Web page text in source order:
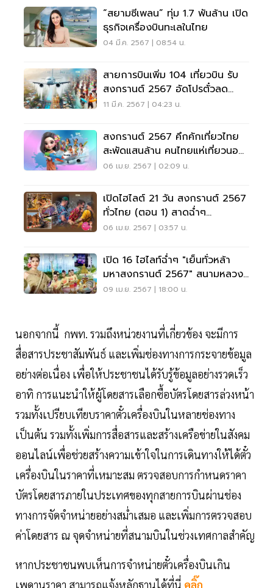
“สยามซีเพลน” ทุ่ม 1.7 พันล้าน เปิด
ธุรกิจเครื่องบินทะเลในไทย
04 มี.ค. 2567 | 08:54 น.
สายการบินเพิ่ม 104 เที่ยวบิน รับ
สงกรานต์ 2567 อัดโปรตั๋วลด
20%
11 มี.ค. 2567 | 04:23 น.
สงกรานต์ 2567 คึกคักเที่ยวไทย
สะพัดแสนล้าน คนไทยแห่เที่ยวนอก
3 แสนคน
06 เม.ย. 2567 | 02:09 น.
เปิดไฮไลต์ 21 วัน สงกรานต์ 2567
ทั่วไทย (ตอน 1) สาดฉ่ำๆ
กรุงเทพฯ-เหนือ-ใต้
06 เม.ย. 2567 | 03:57 น.
เปิด 16 ไฮไลท์ฉ่ำๆ "เย็นทั่วหล้า
มหาสงกรานต์ 2567" สนามหลวง
11 -15 เม.ย.นี้
09 เม.ย. 2567 | 18:00 น.
นอกจากนี้ กพท. รวมถึงหน่วยงานที่เกี่ยวข้อง จะมีการ
สื่อสารประชาสัมพันธ์ และเพิ่มช่องทางการกระจายข้อมูล
อย่างต่อเนื่อง เพื่อให้ประชาชนได้รับรู้ข้อมูลอย่างรวดเร็ว
อาทิ การแนะนำให้ผู้โดยสารเลือกซื้อบัตรโดยสารล่วงหน้า
รวมทั้งเปรียบเทียบราคาตั๋วเครื่องบินในหลายช่องทาง
เป็นต้น รวมทั้งเพิ่มการสื่อสารและสร้างเครือข่ายในสังคม
ออนไลน์เพื่อช่วยสร้างความเข้าใจในการเดินทางให้ได้ตั๋ว
เครื่องบินในราคาที่เหมาะสม ตรวจสอบการกำหนดราคา
บัตรโดยสารภายในประเทศของทุกสายการบินผ่านช่อง
ทางการจัดจำหน่ายอย่างสม่ำเสมอ และเพิ่มการตรวจสอบ
ค่าโดยสาร ณ จุดจำหน่ายที่สนามบินในช่วงเทศกาลสำคัญ
หากประชาชนพบเห็นการจำหน่ายตั๋วเครื่องบินเกิน
เพดานราคา สามารถแจ้งหลักฐานได้ที่นี่ คลิ๊ก